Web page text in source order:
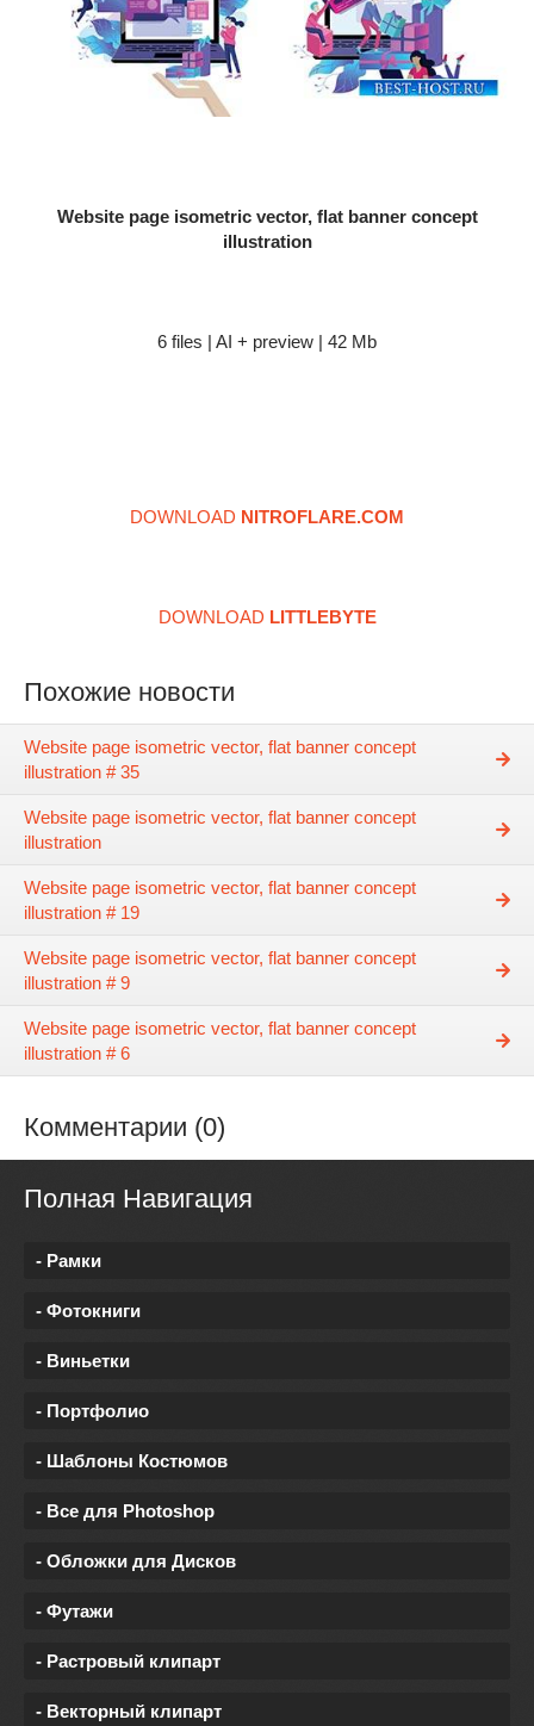
Website page isometric vector, flat banner concept
illustration
6 files | AI + preview | 42 Mb
DOWNLOAD NITROFLARE.COM
DOWNLOAD LITTLEBYTE
Похожие новости
Website page isometric vector, flat banner concept
illustration # 35
Website page isometric vector, flat banner concept
illustration
Website page isometric vector, flat banner concept
illustration # 19
Website page isometric vector, flat banner concept
illustration # 9
Website page isometric vector, flat banner concept
illustration # 6
Комментарии (0)
Полная Навигация
- Рамки
- Фотокниги
- Виньетки
- Портфолио
- Шаблоны Костюмов
- Все для Photoshop
- Обложки для Дисков
- Футажи
- Растровый клипарт
- Векторный клипарт